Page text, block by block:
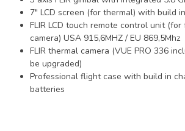
7″ LCD screen (for thermal) with build
FLIR LCD touch remote control unit
camera) USA 915,6MHZ / EU 869,5Mhz
FLIR thermal camera (VUE PRO 336
be upgraded)
Professional flight case with build in
batteries